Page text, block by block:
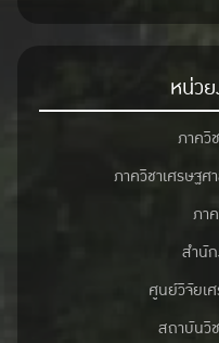
หน่ว
ภาควิ
ภาควิชาเศรษฐ
ภา
สำนั
ศูนย์วิจัยเ
สถาบันวิ